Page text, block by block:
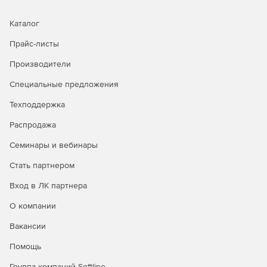
Каталог
Прайс-листы
Производители
Специальные предложения
Техподдержка
Распродажа
Семинары и вебинары
Стать партнером
Вход в ЛК партнера
О компании
Вакансии
Помощь